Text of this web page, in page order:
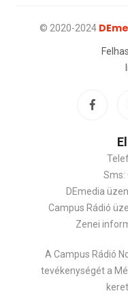
© 2020-2024
Sms:
DEmedia
Campus Rádió
Zenei
A Campus Rádió
tevékenységét a